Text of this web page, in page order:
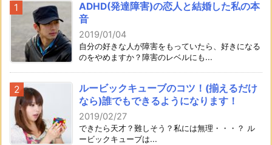
ADHD(発達障害)の恋人と結婚した私の本
音
2019/01/04
自分の好きな人が障害をもっていたら、好きになる
のをやめますか？障害のレベルにも...
ルービックキューブのコツ！(揃えるだけ
なら)誰でもできるようになります！
2019/02/27
できたら天才？難しそう？私には無理・・・？ ル
ービックキューブは...